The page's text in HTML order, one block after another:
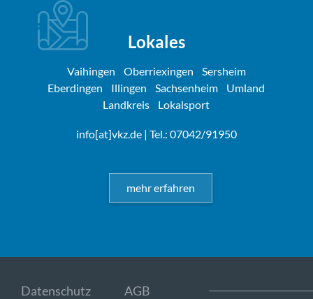
Lokales
Vaihingen Oberriexingen
Sersheim
Eberdingen
Illingen Sachsenheim
Umland
Landkreis
Lokalsport
info[at]vkz.de| Tel.: 07042/91950
mehr erfahren
Datenschutz AGB